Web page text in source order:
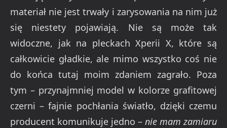
materiał nie jest trwały i zarysowania na nim już
się niestety pojawiają. Nie są może tak
widoczne, jak na pleckach Xperii X, które są
całkowicie gładkie, ale mimo wszystko coś nie
do końca tutaj moim zdaniem zagrało. Poza
tym – przynajmniej model w kolorze grafitowej
czerni – fajnie pochłania światło, dzięki czemu
producent komunikuje jedno – nie mam zamiaru